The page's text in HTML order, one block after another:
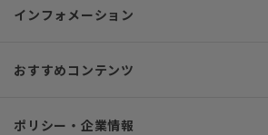
インフォメーション
おすすめコンテンツ
ポリシー・企業情報